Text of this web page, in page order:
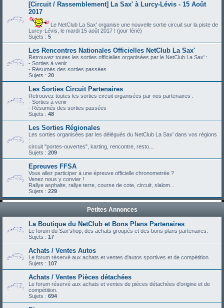
[Circuit / Rassemblement] La Sax' à Lurcy-Lévis - 15 Août
2017
Le NetClub La Sax' organise une nouvelle sortie circuit sur la piste de
Lurcy-Lévis, le mardi 15 août 2017 ! (jour férié)
Sujets : 5
Les Rencontres Nationales Officielles NetClub La Sax'
Retrouvez toutes les sorties officielles organisées par le NetClub La Sax' :
- Sorties à venir
- Résumés des sorties passées
Sujets : 20
Les Sorties Circuit Partenaires
Retrouvez toutes les sorties circuit organisées par nos partenaires :
- Sorties à venir
- Résumés des sorties passées
Sujets : 48
Les Sorties Régionales
Les sorties organisées par les délégués du NetClub La Sax' dans vos régions
:
circuit "portes-ouvertes", karting, rencontre, resto...
Sujets : 209
Epreuves FFSA
Vous allez participer à une épreuve officielle chronometrée ?
Venez nous y convier !
Rallye asphalte, rallye terre, course de cote, circuit, slalom...
Sujets : 229
Petites Annonces
La Boutique du NetClub et Bons Plans Partenaires
Le forum du Sax'shop, des achats groupés et des bons plans partenaires.
Sujets : 17
Achats / Ventes Autos
Le forum réservé aux achats et ventes d'autos sportives et de compétition.
Sujets : 107
Achats / Ventes Pièces détachées
Le forum réservé aux achats et ventes de pièces détachées d'origine et de
compétition.
Sujets : 694